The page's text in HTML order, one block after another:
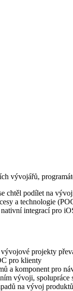
vývojářů,
chtěl podílet na
a technologie
integrací pro
projekty
pro klienty
a komponent pro
vývoji, spolupráce
na vývoj